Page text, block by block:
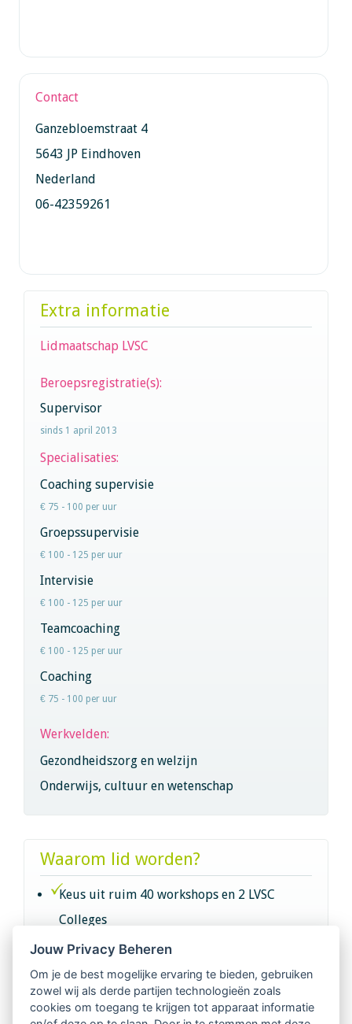
Contact
Ganzebloemstraat 4
5643 JP Eindhoven
Nederland
06-42359261
Extra informatie
Lidmaatschap LVSC
Beroepsregistratie(s):
Supervisor
sinds 1 april 2013
Specialisaties:
Coaching supervisie
€ 75 - 100 per uur
Groepssupervisie
€ 100 - 125 per uur
Intervisie
€ 100 - 125 per uur
Teamcoaching
€ 100 - 125 per uur
Coaching
€ 75 - 100 per uur
Werkvelden:
Gezondheidszorg en welzijn
Onderwijs, cultuur en wetenschap
Waarom lid worden?
Keus uit ruim 40 workshops en 2 LVSC
Colleges
Intervisie met geregistreerde vakgenoten
Netwerk van 2100 professionals in 14
regio's
Jouw Privacy Beheren
Om je de best mogelijke ervaring te bieden, gebruiken
zowel wij als derde partijen technologieën zoals
cookies om toegang te krijgen tot apparaat informatie